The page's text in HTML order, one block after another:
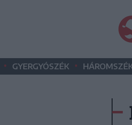
• GYERGYÓSZÉK •